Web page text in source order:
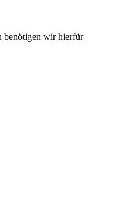
benötigen wir hierfür